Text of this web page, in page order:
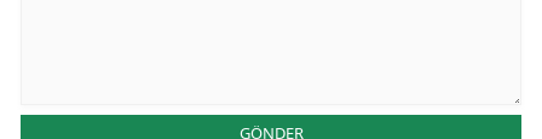
GÖNDER